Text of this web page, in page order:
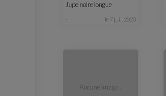
Jupe noire longue
- le 7 juil. 2023
Aucune image...